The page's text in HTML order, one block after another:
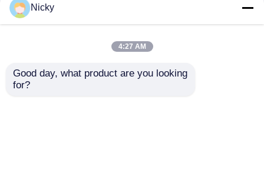
Niederdruck-
Explosionssicherheitsgasrückgewinnungssystem
hoher Reinheit Einfache
Installation
Nicky
4:27 AM
Good day, what product are you looking
for?